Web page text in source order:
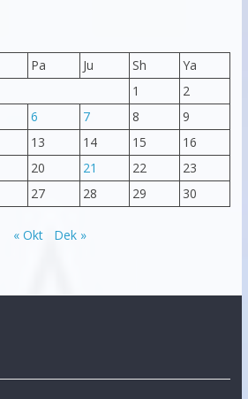
Pa Ju Sh
Ya
1
2
6 7 8
9
13 14 15
16
20 21 22
23
27 28 29 30
« Okt Dek »